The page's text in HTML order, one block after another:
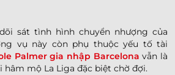
sát tình hình chuyển nhượng của
vụ này còn phụ thuộc yếu tố tài
Palmer gia nhập Barcelona vẫn là
hâm mộ La Liga đặc biệt chờ đợi.